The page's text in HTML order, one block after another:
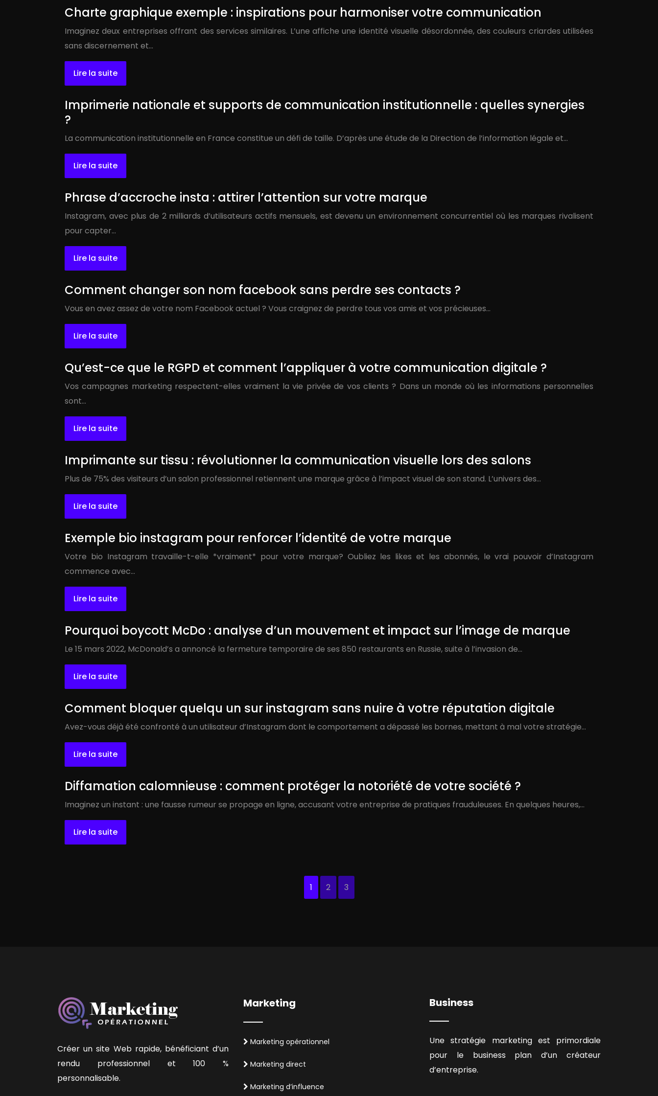
Charte graphique exemple : inspirations pour harmoniser votre communication
Imaginez deux entreprises offrant des services similaires. L’une affiche une identité visuelle désordonnée, des couleurs criardes utilisées
sans discernement et…
Lire la suite
Imprimerie nationale et supports de communication institutionnelle : quelles synergies
?
La communication institutionnelle en France constitue un défi de taille. D’après une étude de la Direction de l’information légale et…
Lire la suite
Phrase d’accroche insta : attirer l’attention sur votre marque
Instagram, avec plus de 2 milliards d’utilisateurs actifs mensuels, est devenu un environnement concurrentiel où les marques rivalisent
pour capter…
Lire la suite
Comment changer son nom facebook sans perdre ses contacts ?
Vous en avez assez de votre nom Facebook actuel ? Vous craignez de perdre tous vos amis et vos précieuses…
Lire la suite
Qu’est-ce que le RGPD et comment l’appliquer à votre communication digitale ?
Vos campagnes marketing respectent-elles vraiment la vie privée de vos clients ? Dans un monde où les informations personnelles
sont…
Lire la suite
Imprimante sur tissu : révolutionner la communication visuelle lors des salons
Plus de 75% des visiteurs d’un salon professionnel retiennent une marque grâce à l’impact visuel de son stand. L’univers des…
Lire la suite
Exemple bio instagram pour renforcer l’identité de votre marque
Votre bio Instagram travaille-t-elle *vraiment* pour votre marque? Oubliez les likes et les abonnés, le vrai pouvoir d’Instagram
commence avec…
Lire la suite
Pourquoi boycott McDo : analyse d’un mouvement et impact sur l’image de marque
Le 15 mars 2022, McDonald’s a annoncé la fermeture temporaire de ses 850 restaurants en Russie, suite à l’invasion de…
Lire la suite
Comment bloquer quelqu un sur instagram sans nuire à votre réputation digitale
Avez-vous déjà été confronté à un utilisateur d’Instagram dont le comportement a dépassé les bornes, mettant à mal votre stratégie…
Lire la suite
Diffamation calomnieuse : comment protéger la notoriété de votre société ?
Imaginez un instant : une fausse rumeur se propage en ligne, accusant votre entreprise de pratiques frauduleuses. En quelques heures,…
Lire la suite
1 2 3
Créer un site Web rapide, bénéficiant d’un
rendu professionnel et 100 %
personnalisable.
Marketing
Marketing opérationnel
Marketing direct
Marketing d’influence
Business
Une stratégie marketing est primordiale
pour le business plan d’un créateur
d’entreprise.